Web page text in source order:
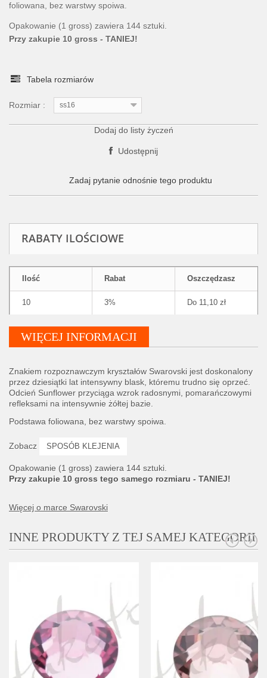
foliowana, bez warstwy spoiwa.
Opakowanie (1 gross) zawiera 144 sztuki.
Przy zakupie 10 gross - TANIEJ!
Tabela rozmiarów
Rozmiar : ss16
Dodaj do listy życzeń
Udostępnij
Zadaj pytanie odnośnie tego produktu
RABATY ILOŚCIOWE
Ilość Rabat Oszczędzasz
10 3% Do 11,10 zł
WIĘCEJ INFORMACJI
Znakiem rozpoznawczym kryształów Swarovski jest doskonalony
przez dziesiątki lat intensywny blask, któremu trudno się oprzeć.
Odcień Sunflower przyciąga wzrok radosnymi, pomarańczowymi
refleksami na intensywnie żółtej bazie.
Podstawa foliowana, bez warstwy spoiwa.
Zobacz SPOSÓB KLEJENIA
Opakowanie (1 gross) zawiera 144 sztuki.
Przy zakupie 10 gross tego samego rozmiaru - TANIEJ!
Więcej o marce Swarovski
INNE PRODUKTY Z TEJ SAMEJ KATEGORII